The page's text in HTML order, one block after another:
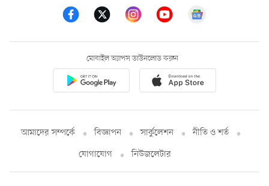
মোবাইল অ্যাপস ডাউনলোড করুন
আমাদের সম্পর্কে বিজ্ঞাপন সার্কুলেশন
নীতি ও শর্ত
যোগাযোগ
নিউজলেটার